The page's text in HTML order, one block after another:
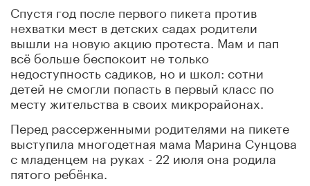
Спустя год после первого пикета против
нехватки мест в детских садах родители
вышли на новую акцию протеста. Мам и пап
всё больше беспокоит не только
недоступность садиков, но и школ: сотни
детей не смогли попасть в первый класс по
месту жительства в своих микрорайонах.
Перед рассерженными родителями на пикете
выступила многодетная мама Марина Сунцова
с младенцем на руках - 22 июля она родила
пятого ребёнка.